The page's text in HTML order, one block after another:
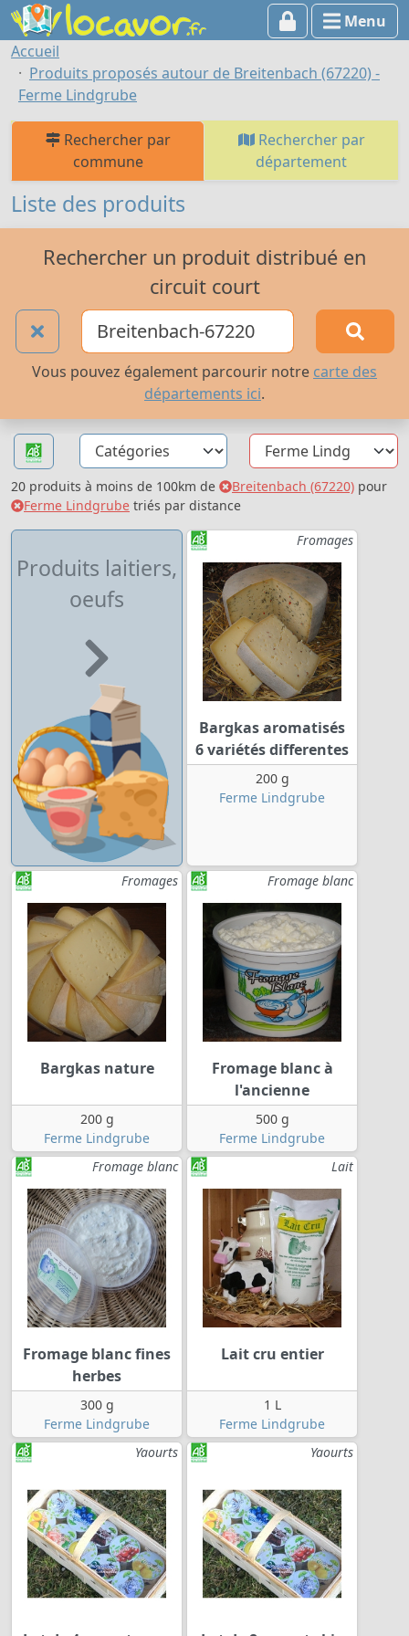
Menu
Accueil
Produits proposés autour de Breitenbach (67220) -
Ferme Lindgrube
Rechercher par
commune
Rechercher par
département
Liste des produits
Rechercher un produit distribué en
circuit court
Vous pouvez également parcourir notre carte des
départements ici.
20 produits à moins de 100km de Breitenbach (67220) pour
Ferme Lindgrube triés par distance
Produits laitiers,
oeufs
Fromages
Bargkas aromatisés
6 variétés differentes
200 g
Ferme Lindgrube
Fromages
Bargkas nature
200 g
Ferme Lindgrube
Fromage blanc
Fromage blanc à
l'ancienne
500 g
Ferme Lindgrube
Fromage blanc
Fromage blanc fines
herbes
300 g
Ferme Lindgrube
Lait
Lait cru entier
1 L
Ferme Lindgrube
Yaourts
Yaourts